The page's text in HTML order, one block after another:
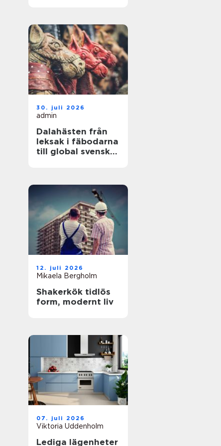
30. juli 2026
admin
Dalahästen från
leksak i fäbodarna
till global svensk
12. juli 2026
Mikaela Bergholm
Shakerkök tidlös
form, modernt liv
07. juli 2026
Viktoria Uddenholm
Lediga lägenheter